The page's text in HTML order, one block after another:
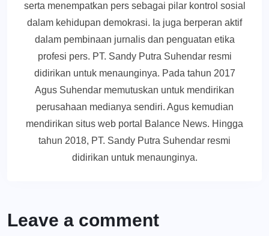
serta menempatkan pers sebagai pilar kontrol sosial
dalam kehidupan demokrasi. Ia juga berperan aktif
dalam pembinaan jurnalis dan penguatan etika
profesi pers. PT. Sandy Putra Suhendar resmi
didirikan untuk menaunginya. Pada tahun 2017
Agus Suhendar memutuskan untuk mendirikan
perusahaan medianya sendiri. Agus kemudian
mendirikan situs web portal Balance News. Hingga
tahun 2018, PT. Sandy Putra Suhendar resmi
didirikan untuk menaunginya.
Leave a comment